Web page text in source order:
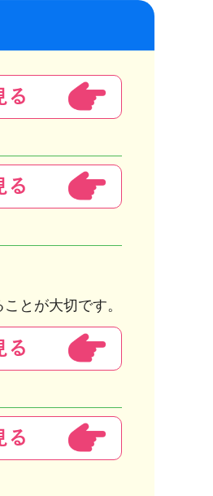
とが大切です。